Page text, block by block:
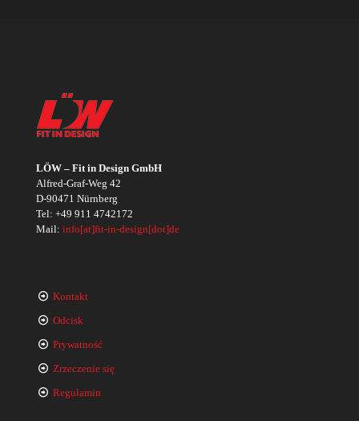
LÖW – Fit in Design GmbH
Alfred-Graf-Weg 42
D-90471 Nürnberg
Tel: +49 911 4742172
Mail: info[at]fit-in-design[dot]de
Kontakt
Odcisk
Prywatność
Zrzeczenie się
Regulamin